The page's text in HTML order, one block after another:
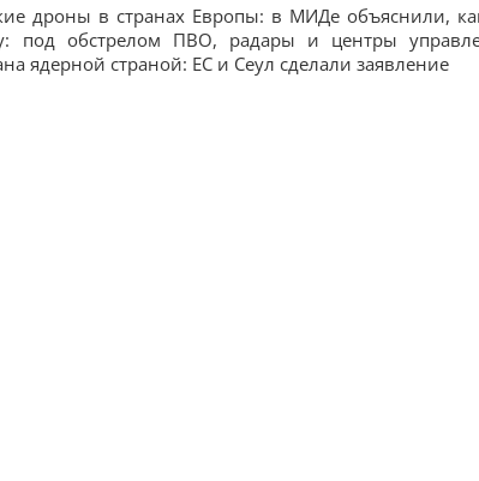
дроны в странах Европы: в МИДе объяснили,
под обстрелом ПВО, радары и центры
ядерной страной: ЕС и Сеул сделали заявление